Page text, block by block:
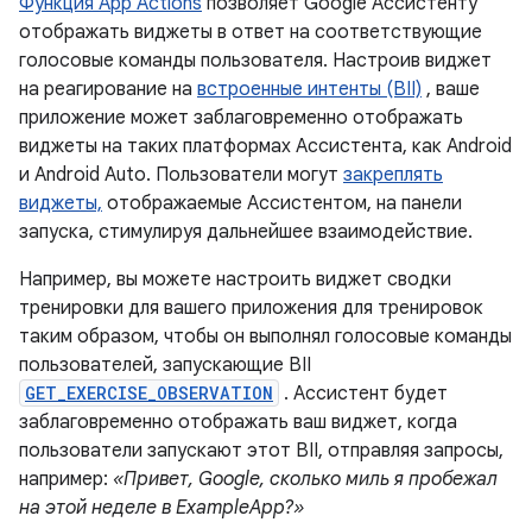
отображать виджеты в ответ на соответствующие
голосовые команды пользователя. Настроив виджет
на реагирование на встроенные интенты (BII) , ваше
приложение может заблаговременно отображать
виджеты на таких платформах Ассистента, как Android
и Android Auto. Пользователи могут закреплять
виджеты, отображаемые Ассистентом, на панели
запуска, стимулируя дальнейшее взаимодействие.
Например, вы можете настроить виджет сводки
тренировки для вашего приложения для тренировок
таким образом, чтобы он выполнял голосовые команды
пользователей, запускающие BII
GET_EXERCISE_OBSERVATION . Ассистент будет
заблаговременно отображать ваш виджет, когда
пользователи запускают этот BII, отправляя запросы,
например: «Привет, Google, сколько миль я пробежал
на этой неделе в ExampleApp?»